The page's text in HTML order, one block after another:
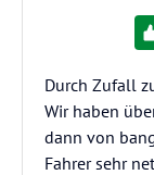
Durch Zufall
Wir haben
dann von
Fahrer sehr